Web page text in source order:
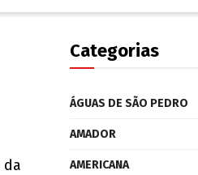
da
Categorias
ÁGUAS DE SÃO PEDRO
AMADOR
AMERICANA